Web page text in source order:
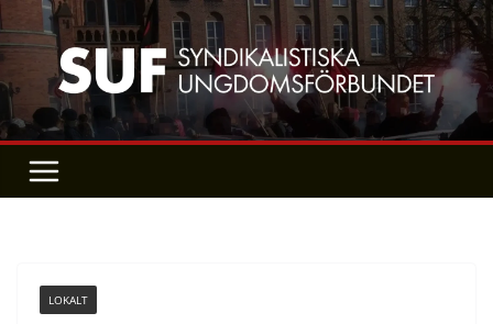
Skip
to
content
LOKALT